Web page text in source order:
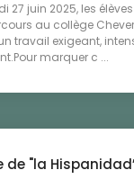
27 juin 2025, les
au collège
travail exigeant,
marquer c ...
de "la